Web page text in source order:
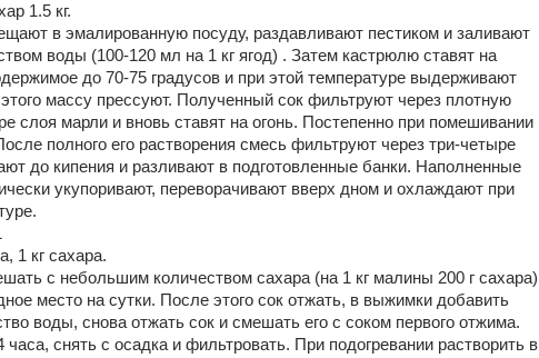
1.5 кг.
в эмалированную посуду, раздавливают пестиком и заливают
воды (100-120 мл на 1 кг ягод) . Затем кастрюлю ставят на
до 70-75 градусов и при этой температуре выдерживают
массу прессуют. Полученный сок фильтруют через плотную
слоя марли и вновь ставят на огонь. Постепенно при помешивании
полного его растворения смесь фильтруют через три-четыре
до кипения и разливают в подготовленные банки. Наполненные
укупоривают, переворачивают вверх дном и охлаждают при
1 кг сахара.
с небольшим количеством сахара (на 1 кг малины 200 г сахара)
место на сутки. После этого сок отжать, в выжимки добавить
воды, снова отжать сок и смешать его с соком первого отжима.
часа, снять с осадка и фильтровать. При подогревании растворить в